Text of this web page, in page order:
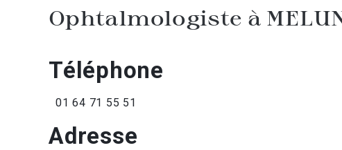
Ophtalmologiste à
Téléphone
01 64 71 55 51
Adresse